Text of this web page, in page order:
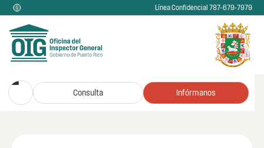
Línea Confidencial 787-679-7979
Consulta Infórmanos